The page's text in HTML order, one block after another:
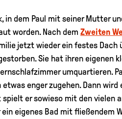
in dem Paul mit seiner Mutter
worden. Nach dem Zweiten
jetzt wieder ein festes Dach
Sie hat ihren eigenen
umquartieren.
enger zugehen. Dann
er sowieso mit den vielen
eigenes Bad mit fließendem